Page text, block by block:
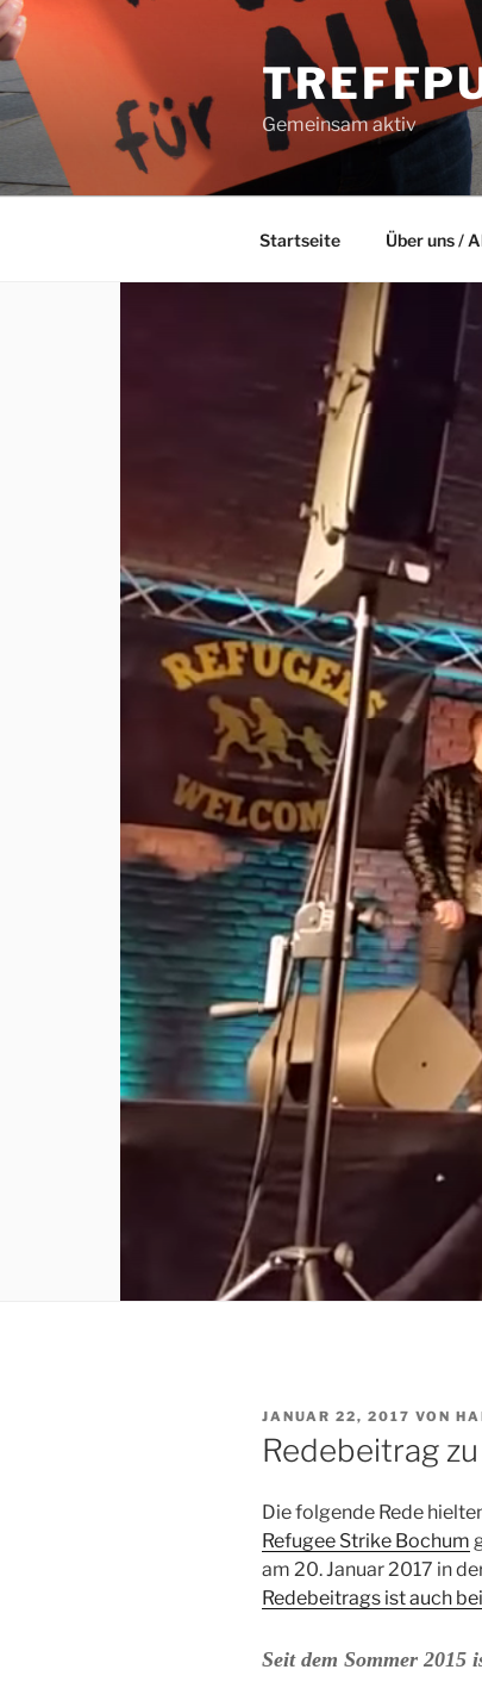
Zum
Inhalt
springen
Gemeinsam aktiv
Startseite Über uns /
VERÖFFENTLICHT
AM
JANUAR 22, 2017 VON
Redebeitrag
Die folgende Rede
Refugee Strike Bochum
am 20. Januar 2017 in
Redebeitrags ist auch
Seit dem Sommer